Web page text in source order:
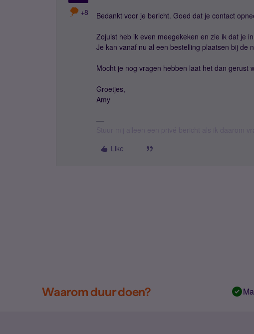
+8 Bedankt voor je bericht. Goed dat je contact
Zojuist heb ik even meegekeken en zie ik dat je
Je kan vanaf nu al een bestelling plaatsen bij de
Mocht je nog vragen hebben laat het dan gerust
Groetjes,
Amy
Like
Waarom duur doen?